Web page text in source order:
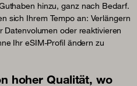
hinzu, ganz nach Bedarf.
sich Ihrem Tempo an: Verlängern
Datenvolumen oder reaktivieren
Ihr eSIM-Profil ändern zu
hoher Qualität, wo